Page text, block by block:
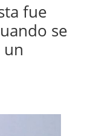
fue
se